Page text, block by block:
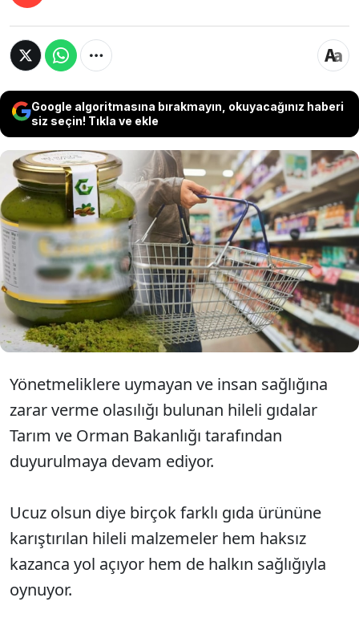
Google algoritmasına bırakmayın, okuyacağınız haberi
siz seçin! Tıkla ve ekle
Tarım ve Orman Bakanlığı tarafından
yayınlanan hileli gıdalar listesine yeni bir
ürün daha eklendi. Markanın, tek
kavanozunu bile yüzlerce liraya sattığı Antep
fıstığı ezmesinden boya çıktı.
Yönetmeliklere uymayan ve insan sağlığına
zarar verme olasılığı bulunan hileli gıdalar
Tarım ve Orman Bakanlığı tarafından
duyurulmaya devam ediyor.
Ucuz olsun diye birçok farklı gıda ürününe
karıştırılan hileli malzemeler hem haksız
kazanca yol açıyor hem de halkın sağlığıyla
oynuyor.